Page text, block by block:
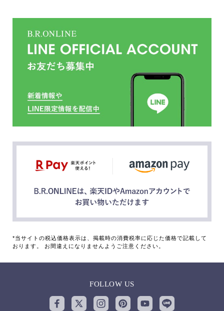
*当サイトの税込価格表示は、掲載時の消費税率に応じた価格で記載して
おります。 お間違えになりませんようご注意ください。
FOLLOW US